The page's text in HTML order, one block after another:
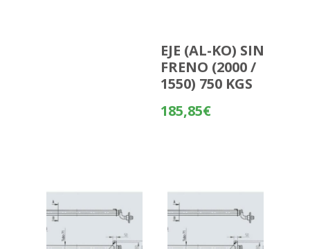
EJE (AL-KO) SIN
FRENO (2000 /
1550) 750 KGS
185,85€